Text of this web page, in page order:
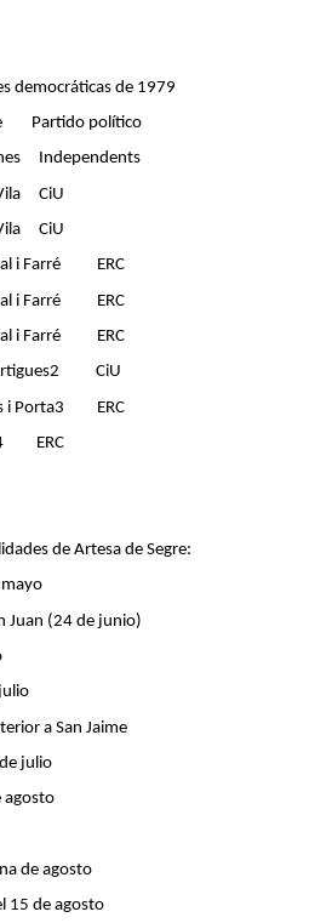
democráticas de 1979
Partido político
Independents
CiU
CiU
i Farré ERC
i Farré ERC
i Farré ERC
CiU
i Porta3 ERC
ERC
de Artesa de Segre:
Juan (24 de junio)
a San Jaime
julio
agosto
de agosto
15 de agosto